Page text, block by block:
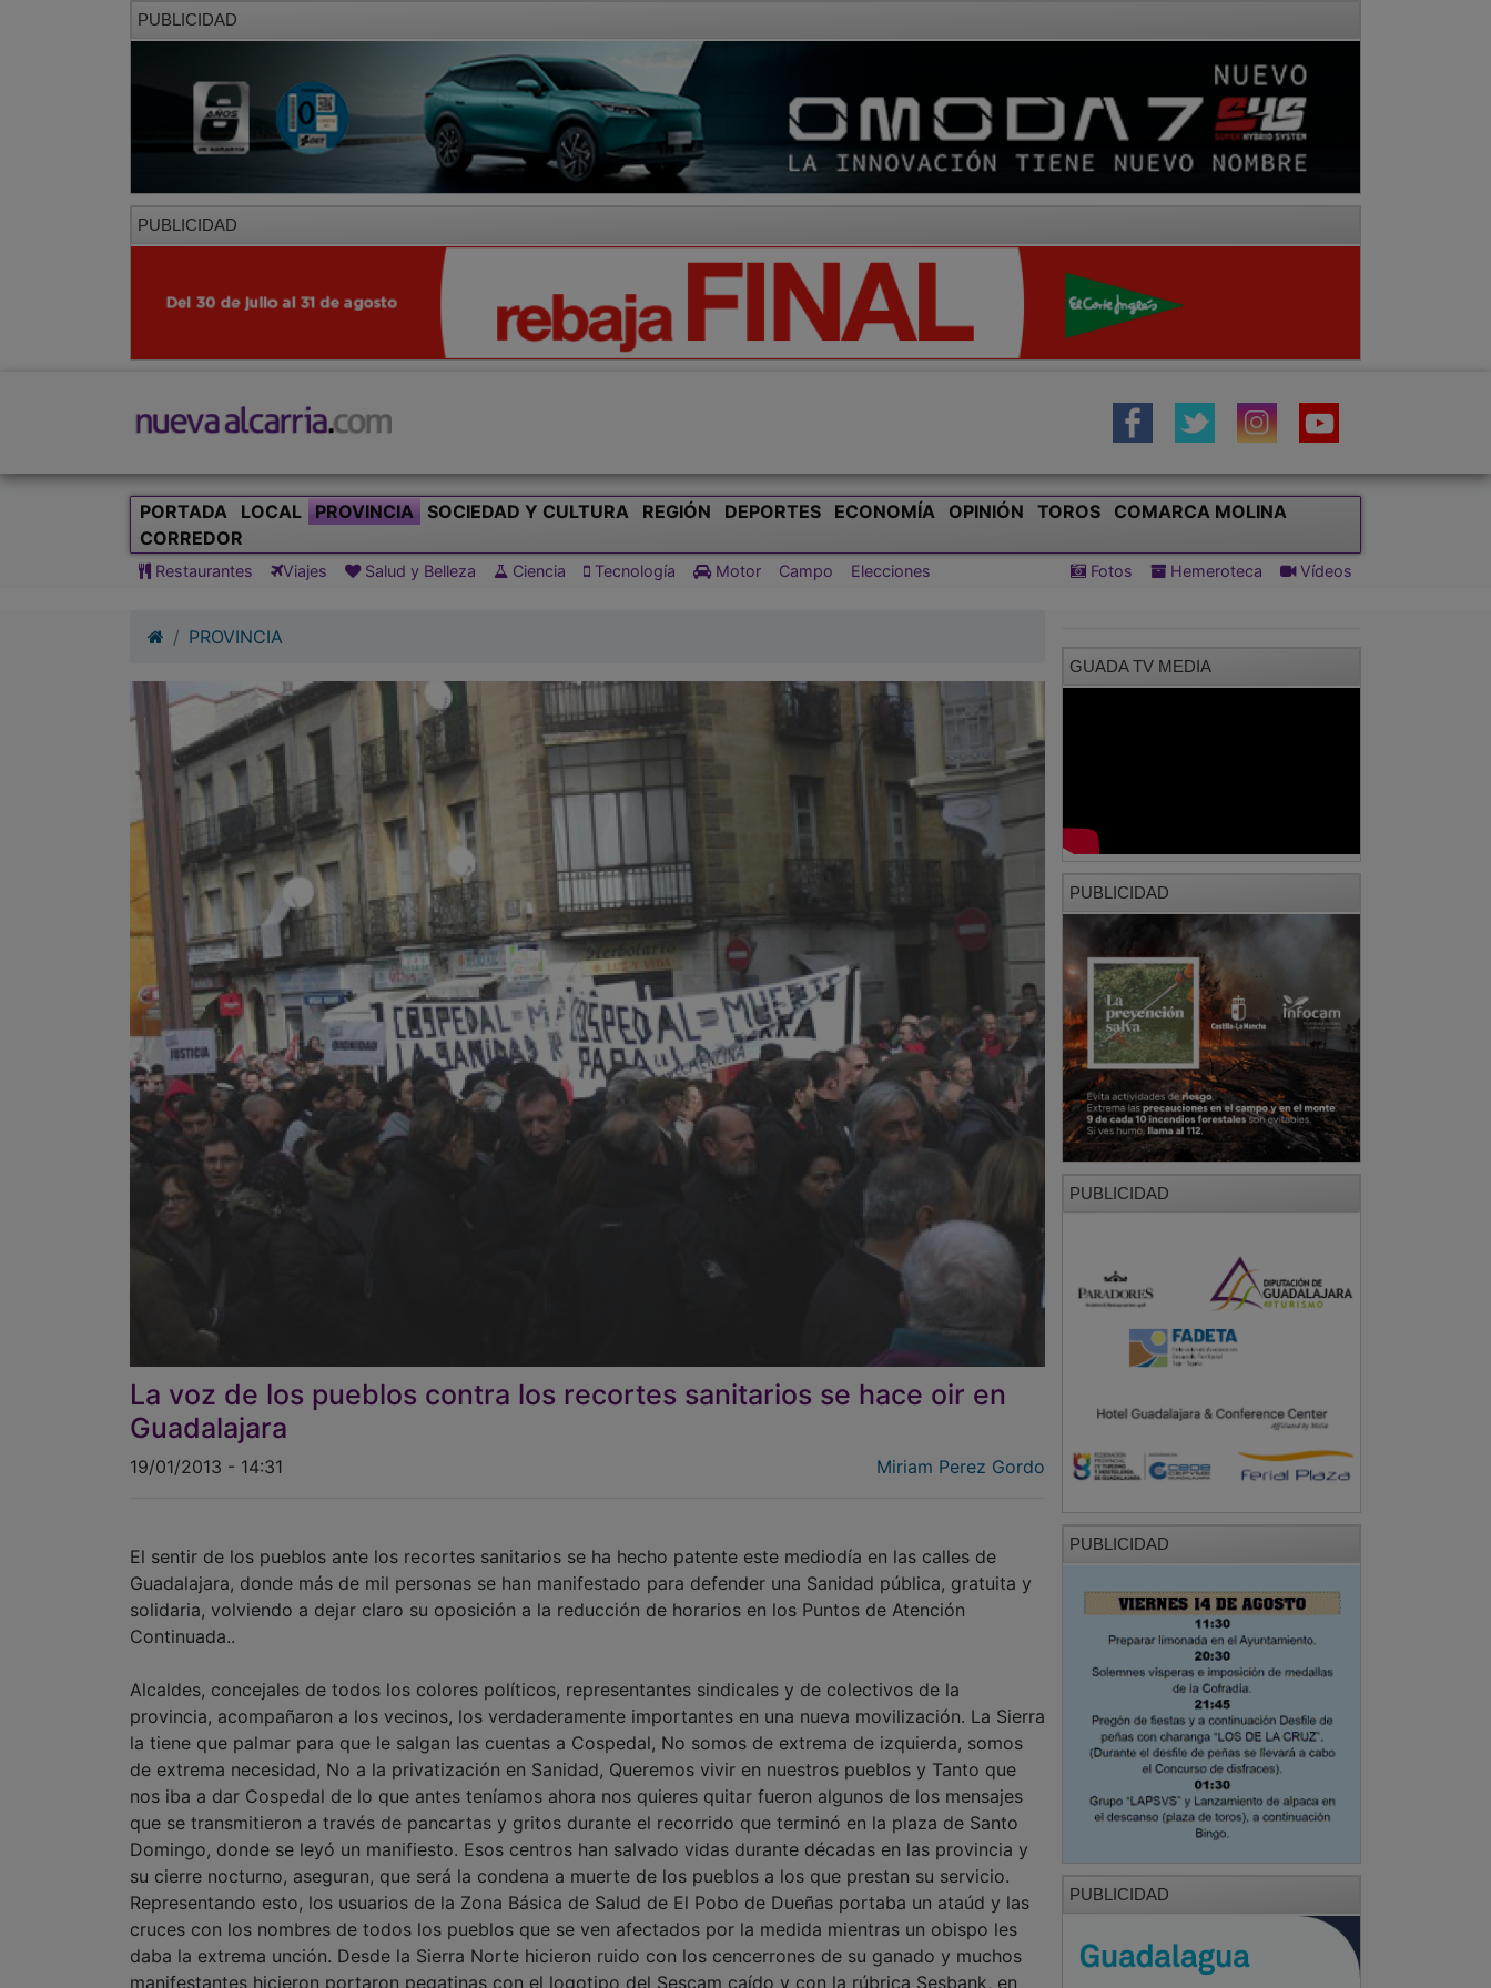
PUBLICIDAD
PUBLICIDAD
PORTADA LOCAL PROVINCIA SOCIEDAD Y CULTURA REGIÓN DEPORTES ECONOMÍA OPINIÓN TOROS
COMARCA MOLINA
CORREDOR
Restaurantes Viajes Salud y Belleza Ciencia Tecnología Motor Campo Elecciones Fotos Hemeroteca Vídeos
PROVINCIA
La voz de los pueblos contra los recortes sanitarios se hace oir en
Guadalajara
19/01/2013 - 14:31 Miriam Perez Gordo
El sentir de los pueblos ante los recortes sanitarios se ha hecho patente este mediodía en las calles de
Guadalajara, donde más de mil personas se han manifestado para defender una Sanidad pública, gratuita y
solidaria, volviendo a dejar claro su oposición a la reducción de horarios en los Puntos de Atención
Continuada..
Alcaldes, concejales de todos los colores políticos, representantes sindicales y de colectivos de la
provincia, acompañaron a los vecinos, los verdaderamente importantes en una nueva movilización. La Sierra
la tiene que palmar para que le salgan las cuentas a Cospedal, No somos de extrema de izquierda, somos
de extrema necesidad, No a la privatización en Sanidad, Queremos vivir en nuestros pueblos y Tanto que
nos iba a dar Cospedal de lo que antes teníamos ahora nos quieres quitar fueron algunos de los mensajes
que se transmitieron a través de pancartas y gritos durante el recorrido que terminó en la plaza de Santo
Domingo, donde se leyó un manifiesto. Esos centros han salvado vidas durante décadas en las provincia y
su cierre nocturno, aseguran, que será la condena a muerte de los pueblos a los que prestan su servicio.
Representando esto, los usuarios de la Zona Básica de Salud de El Pobo de Dueñas portaba un ataúd y las
cruces con los nombres de todos los pueblos que se ven afectados por la medida mientras un obispo les
daba la extrema unción. Desde la Sierra Norte hicieron ruido con los cencerrones de su ganado y muchos
manifestantes hicieron portaron pegatinas con el logotipo del Sescam caído y con la rúbrica Sesbank, en
GUADA TV MEDIA
PUBLICIDAD
PUBLICIDAD
PUBLICIDAD
PUBLICIDAD